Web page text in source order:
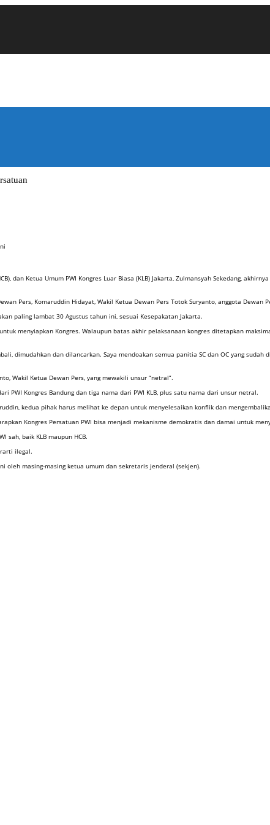
dan Ketua Umum PWI Kongres Luar Biasa (KLB) Jakarta, Zulmansyah Sekedang,
Pers, Komaruddin Hidayat, Wakil Ketua Dewan Pers Totok Suryanto, anggota Dewan
paling lambat 30 Agustus tahun ini, sesuai Kesepakatan Jakarta.
menyiapkan Kongres. Walaupun batas akhir pelaksanaan kongres ditetapkan
dimudahkan dan dilancarkan. Saya mendoakan semua panitia SC dan OC yang
Wakil Ketua Dewan Pers, yang mewakili unsur “netral”.
PWI Kongres Bandung dan tiga nama dari PWI KLB, plus satu nama dari unsur netral.
kedua pihak harus melihat ke depan untuk menyelesaikan konflik dan
Kongres Persatuan PWI bisa menjadi mekanisme demokratis dan damai untuk
sah, baik KLB maupun HCB.
ilegal.
oleh masing-masing ketua umum dan sekretaris jenderal (sekjen).